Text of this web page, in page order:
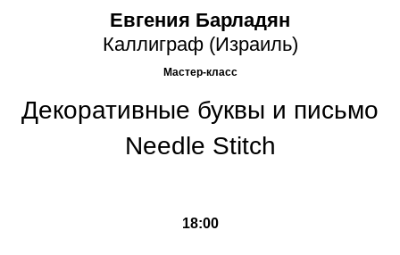
Евгения Барладян
Каллиграф (Израиль)
Мастер-класс
Декоративные буквы и письмо
Needle Stitch
18:00